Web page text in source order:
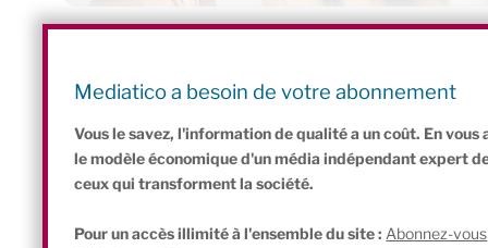
Aujourd’hui, seules 9 % des entreprises françaises pratiquent
Mediatico a besoin de votre abonnement
Vous le savez, l'information de qualité a un coût. En
le modèle économique d'un média indépendant expert
ceux qui transforment la société.
Pour un accès illimité à l'ensemble du site : Abonnez-vous